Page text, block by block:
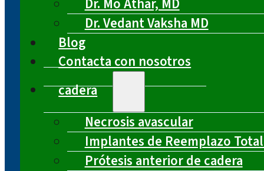
Dr. Mo Athar, MD
Dr. Vedant Vaksha MD
Blog
Contacta con nosotros
cadera
Necrosis avascular
Implantes de Reemplazo
Prótesis anterior de cadera